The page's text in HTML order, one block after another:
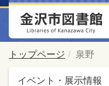
トップページ 泉野
イベント・展示情報